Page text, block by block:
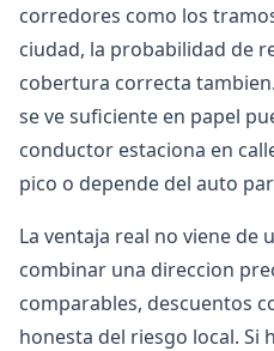
corredores como los
ciudad, la probabilidad de
cobertura correcta
se ve suficiente en papel
conductor estaciona en
pico o depende del auto
La ventaja real no viene de
combinar una direccion
comparables, descuentos
honesta del riesgo local. Si